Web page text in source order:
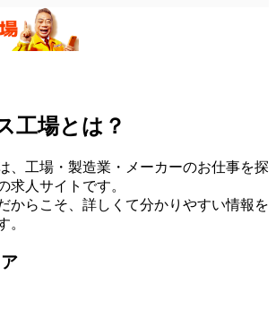
工場とは？
、工場・製造業・メーカーのお仕事を探
求人サイトです。
からこそ、詳しくて分かりやすい情報を
。